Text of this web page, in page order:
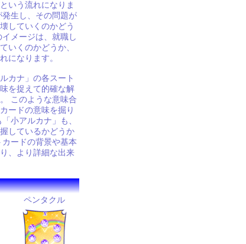
いう流れになりま
生し、その問題が
していくのかどう
メージは、就職し
いくのかどうか、
になります。
カナ」の各スート
を捉えて的確な解
このような意味合
ードの意味を掘り
小アルカナ」も、
しているかどうか
ードの背景や基本
、より詳細な出来
ペンタクル